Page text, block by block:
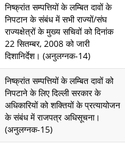
निष्क्रांत सम्पत्तियों के लम्बित दावों के
निपटान के संबंध में सभी राज्यों/संघ
राज्यक्षेत्रों के मुख्य सचिवों को दिनांक
22 सितम्बर, 2008 को जारी
दिशानिर्देश। (अनुलग्नक-14)
निष्क्रांत सम्पत्तियों के लम्बित दावों को
निपटाने के लिए दिल्ली सरकार के
अधिकारियों को शक्तियों के प्रत्यायोजन
के संबंध में राजपत्र अधिसूचना।
(अनुलग्नक-15)